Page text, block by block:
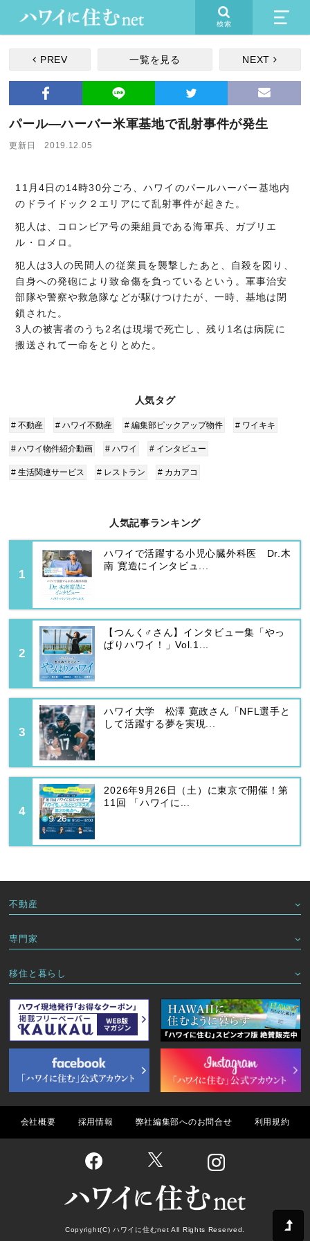
検索
PREV 一覧を見る NEXT
パール―ハーバー米軍基地で乱射事件が発生
更新日 2019.12.05
11月4日の14時30分ごろ、ハワイのパールハーバー基地内
のドライドック２エリアにて乱射事件が起きた。
犯人は、コロンビア号の乗組員である海軍兵、ガブリエ
ル・ロメロ。
犯人は3人の民間人の従業員を襲撃したあと、自殺を図り、
自身への発砲により致命傷を負っているという。軍事治安
部隊や警察や救急隊などが駆けつけたが、一時、基地は閉
鎖された。
3人の被害者のうち2名は現場で死亡し、残り1名は病院に
搬送されて一命をとりとめた。
人気タグ
# 不動産 # ハワイ不動産 # 編集部ピックアップ物件 # ワイキキ
# ハワイ物件紹介動画 # ハワイ # インタビュー
# 生活関連サービス # レストラン # カカアコ
人気記事ランキング
ハワイで活躍する小児心臓外科医 Dr.木
南 寛造にインタビュ...
【つんく♂さん】インタビュー集「やっ
ぱりハワイ！」Vol.1...
ハワイ大学 松澤 寛政さん「NFL選手と
して活躍する夢を実現...
2026年9月26日（土）に東京で開催！第
11回 「ハワイに...
不動産
専門家
移住と暮らし
会社概要 採用情報 弊社編集部へのお問合せ 利用規約
Copyright(C) ハワイに住むnet All Rights Reserved.